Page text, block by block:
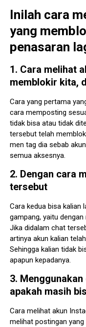
Inilah cara
yang
penasaran
1. Cara melihat
memblokir kita,
Cara yang pertama
cara memposting
tidak bisa atau tidak
tersebut telah
men tag dia sebab
semua aksesnya.
2. Dengan cara
tersebut
Cara kedua bisa kalian
gampang, yaitu
Jika didalam chat
artinya akun kalian
Sehingga kalian tidak
apapun kepadanya.
3.
apakah masih
Cara melihat akun
melihat postingan